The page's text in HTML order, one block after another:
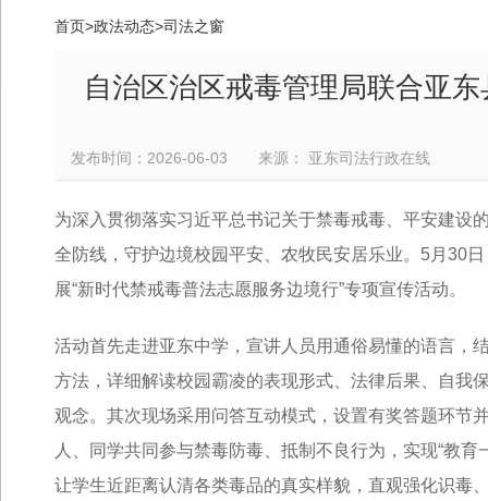
首页>政法动态>司法之窗
自治区治区戒毒管理局联合亚
发布时间：2026-06-03 来源： 亚东司法行政在线
为深入贯彻落实习近平总书记关于禁毒戒毒、平安建设
全防线，守护边境校园平安、农牧民安居乐业。5月30
展“新时代禁戒毒普法志愿服务边境行”专项宣传活动。
活动首先走进亚东中学，宣讲人员用通俗易懂的语言，
方法，详细解读校园霸凌的表现形式、法律后果、自我
观念。其次现场采用问答互动模式，设置有奖答题环节
人、同学共同参与禁毒防毒、抵制不良行为，实现“教
让学生近距离认清各类毒品的真实样貌，直观强化识毒